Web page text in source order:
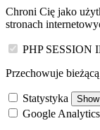
Chroni Cię jako
stronach
PHP SESSION
Przechowuje
Statystyka
Google Analytics